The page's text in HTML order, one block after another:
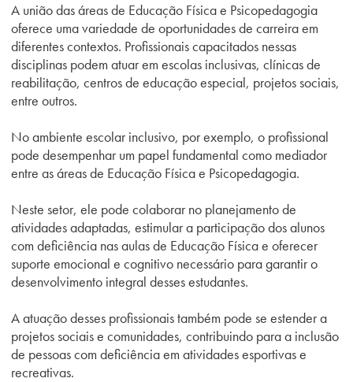
A união das áreas de Educação Física e Psicopedagogia
oferece uma variedade de oportunidades de carreira em
diferentes contextos. Profissionais capacitados nessas
disciplinas podem atuar em escolas inclusivas, clínicas de
reabilitação, centros de educação especial, projetos sociais,
entre outros.
No ambiente escolar inclusivo, por exemplo, o profissional
pode desempenhar um papel fundamental como mediador
entre as áreas de Educação Física e Psicopedagogia.
Neste setor, ele pode colaborar no planejamento de
atividades adaptadas, estimular a participação dos alunos
com deficiência nas aulas de Educação Física e oferecer
suporte emocional e cognitivo necessário para garantir o
desenvolvimento integral desses estudantes.
A atuação desses profissionais também pode se estender a
projetos sociais e comunidades, contribuindo para a inclusão
de pessoas com deficiência em atividades esportivas e
recreativas.